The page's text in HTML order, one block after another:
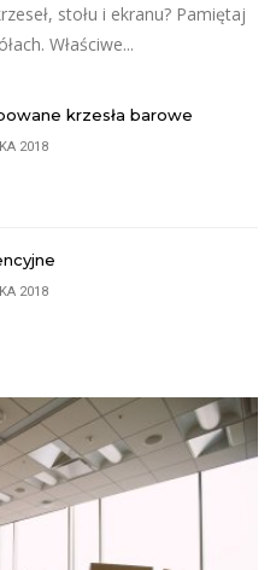
stołu i ekranu? Pamiętaj
Właściwe...
krzesła barowe
2018
2018